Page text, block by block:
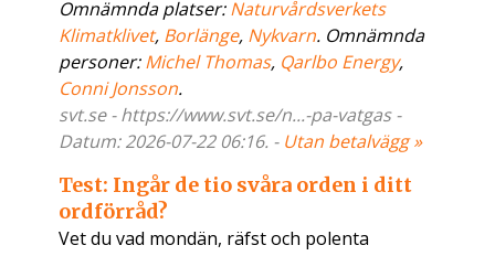
Omnämnda platser:Naturvårdsverkets
Klimatklivet, Borlänge, Nykvarn. Omnämnda
personer:Michel Thomas, Qarlbo Energy,
Conni Jonsson.
svt.se - https://www.svt.se/n...-pa-vatgas -
Datum: 2026-07-22 06:16. - Utan betalvägg »
Test: Ingår de tio svåra orden i ditt
ordförråd?
Vet du vad mondän, räfst och polenta